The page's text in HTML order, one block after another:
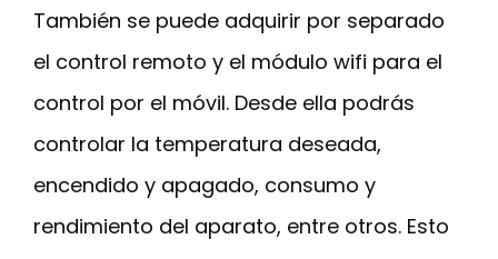
También se puede adquirir por separado
el control remoto y el módulo wifi para el
control por el móvil. Desde ella podrás
controlar la temperatura deseada,
encendido y apagado, consumo y
rendimiento del aparato, entre otros. Esto